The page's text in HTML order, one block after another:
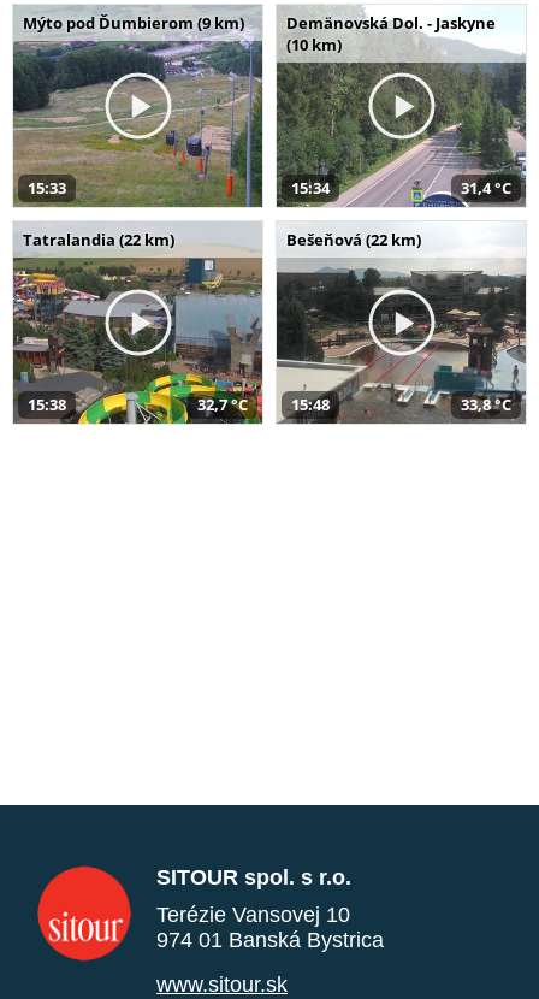
Mýto pod Ďumbierom (9 km)
15:33
Demänovská Dol. - Jaskyne
(10 km)
15:34 31,4 °C
Tatralandia (22 km)
15:38 32,7 °C
Bešeňová (22 km)
15:48 33,8 °C
SITOUR spol. s r.o.
Terézie Vansovej 10
974 01 Banská Bystrica
www.sitour.sk